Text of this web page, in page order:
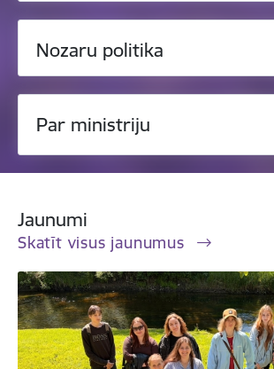
Nozaru politika
Par ministriju
Jaunumi
Skatīt visus jaunumus